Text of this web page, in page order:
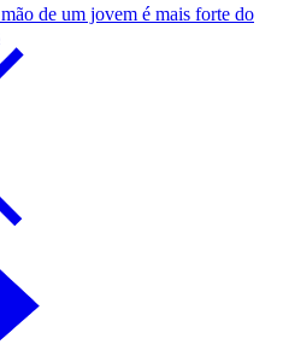
de um jovem é mais forte do